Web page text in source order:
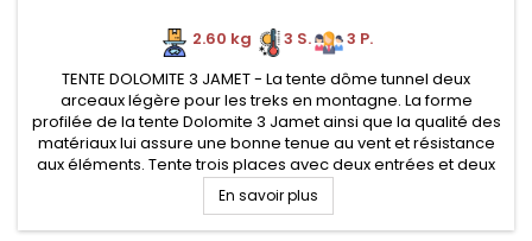
2.60 kg 3 S.
3 P.
TENTE DOLOMITE 3 JAMET - La tente dôme tunnel deux
arceaux légère pour les treks en montagne. La forme
profilée de la tente Dolomite 3 Jamet ainsi que la qualité des
matériaux lui assure une bonne tenue au vent et résistance
aux éléments. Tente trois places avec deux entrées et deux
absides de rangement.
En savoir plus